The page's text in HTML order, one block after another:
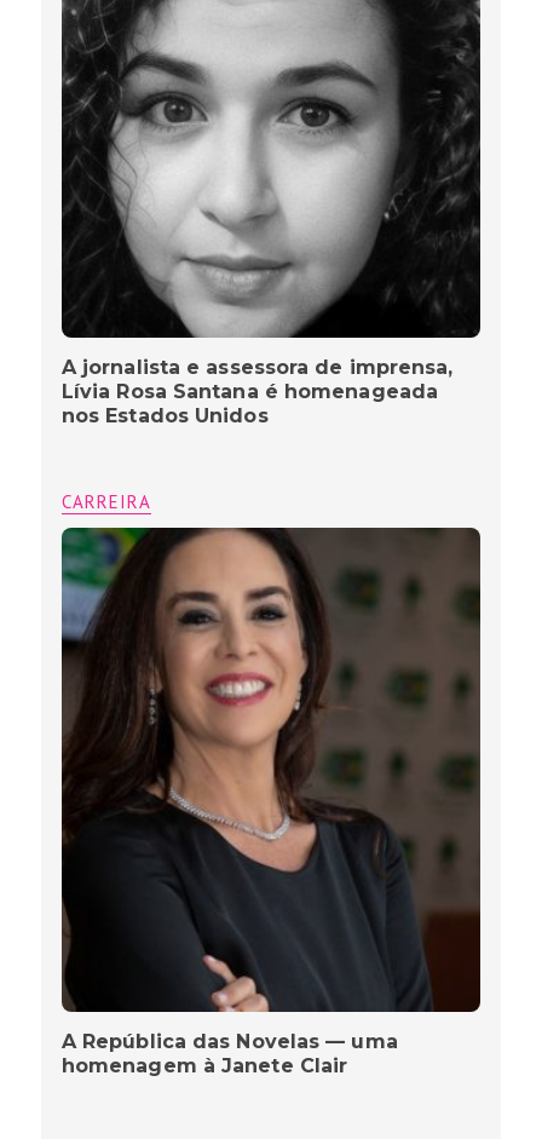
A jornalista e assessora de imprensa,
Lívia Rosa Santana é homenageada
nos Estados Unidos
CARREIRA
A República das Novelas — uma
homenagem à Janete Clair